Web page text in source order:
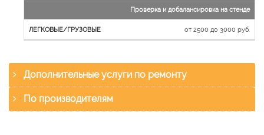
Проверка и добалансировка на стенде
от 2500 до 3000 руб.
Дополнительные услуги по ремонту
По производителям